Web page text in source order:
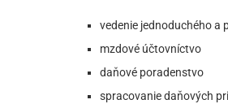
vedenie jednoduchého a
mzdové účtovníctvo
daňové poradenstvo
spracovanie daňových